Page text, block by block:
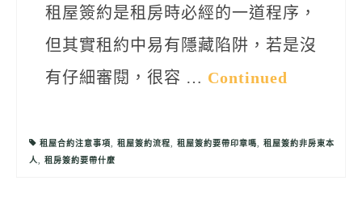
租屋簽約是租房時必經的一道程序，
但其實租約中易有隱藏陷阱，若是沒
有仔細審閱，很容 … Continued
租屋合約注意事項, 租屋簽約流程, 租屋簽約要帶印章嗎, 租屋簽約非房東本
人, 租房簽約要帶什麼